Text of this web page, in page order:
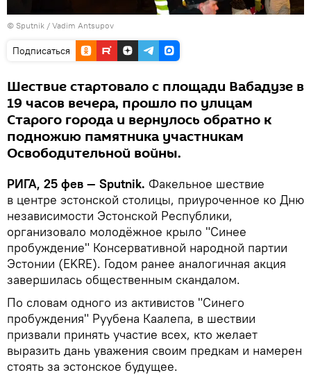
© Sputnik / Vadim Antsupov
Подписаться
Шествие стартовало с площади Вабадузе в
19 часов вечера, прошло по улицам
Старого города и вернулось обратно к
подножию памятника участникам
Освободительной войны.
РИГА, 25 фев — Sputnik. Факельное шествие
в центре эстонской столицы, приуроченное ко Дню
независимости Эстонской Республики,
организовало молодёжное крыло "Синее
пробуждение" Консервативной народной партии
Эстонии (EKRE). Годом ранее аналогичная акция
завершилась общественным скандалом.
По словам одного из активистов "Синего
пробуждения" Руубена Каалепа, в шествии
призвали принять участие всех, кто желает
выразить дань уважения своим предкам и намерен
стоять за эстонское будущее.